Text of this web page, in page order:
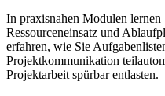
In praxisnahen Modulen
Ressourceneinsatz und
erfahren, wie Sie
Projektkommunikation
Projektarbeit spürbar entlasten.